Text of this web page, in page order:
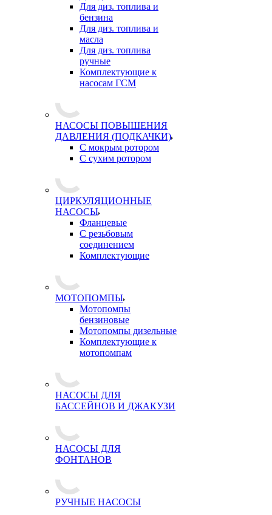
Для диз. топлива и
бензина
Для диз. топлива и
масла
Для диз. топлива
ручные
Комплектующие к
насосам ГСМ
НАСОСЫ ПОВЫШЕНИЯ
ДАВЛЕНИЯ (ПОДКАЧКИ)
С мокрым ротором
С сухим ротором
ЦИРКУЛЯЦИОННЫЕ
НАСОСЫ
Фланцевые
С резьбовым
соединением
Комплектующие
МОТОПОМПЫ
Мотопомпы
бензиновые
Мотопомпы дизельные
Комплектующие к
мотопомпам
НАСОСЫ ДЛЯ
БАССЕЙНОВ И ДЖАКУЗИ
НАСОСЫ ДЛЯ
ФОНТАНОВ
РУЧНЫЕ НАСОСЫ